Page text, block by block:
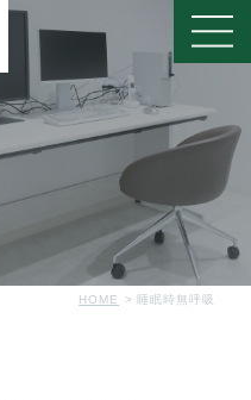
HOME 睡眠時無呼吸